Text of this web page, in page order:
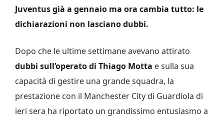
Juventus già a gennaio ma ora cambia tutto: le
dichiarazioni non lasciano dubbi.
Dopo che le ultime settimane avevano attirato
dubbi sull’operato di Thiago Motta e sulla sua
capacità di gestire una grande squadra, la
prestazione con il Manchester City di Guardiola di
ieri sera ha riportato un grandissimo entusiasmo a